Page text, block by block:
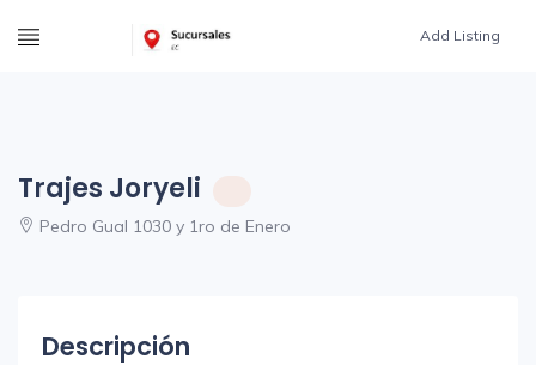
Add Listing
Trajes Joryeli
Pedro Gual 1030 y 1ro de Enero
Descripción